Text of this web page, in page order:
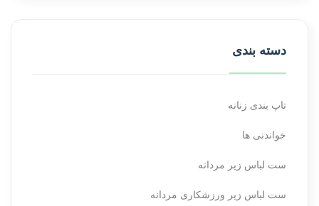
دسته بندی
تاپ بندی زنانه
خواندنی ها
ست لباس زیر مردانه
ست لباس زیر ورزشکاری مردانه